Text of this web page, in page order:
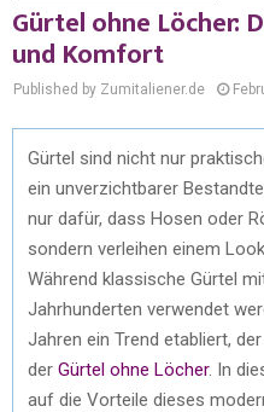
Gürtel ohne Löcher:
und Komfort
Published by Zumitaliener.de
Gürtel sind nicht nur
ein unverzichtbarer
nur dafür, dass Hosen oder
sondern verleihen einem
Während klassische Gürtel
Jahrhunderten verwendet
Jahren ein Trend etabliert,
der Gürtel ohne Löcher. In
auf die Vorteile dieses